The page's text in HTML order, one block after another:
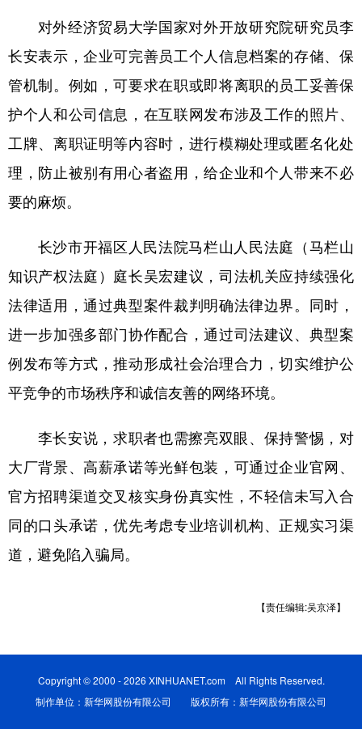
对外经济贸易大学国家对外开放研究院研究员李
长安表示，企业可完善员工个人信息档案的存储、保
管机制。例如，可要求在职或即将离职的员工妥善保
护个人和公司信息，在互联网发布涉及工作的照片、
工牌、离职证明等内容时，进行模糊处理或匿名化处
理，防止被别有用心者盗用，给企业和个人带来不必
要的麻烦。
长沙市开福区人民法院马栏山人民法庭（马栏山
知识产权法庭）庭长吴宏建议，司法机关应持续强化
法律适用，通过典型案件裁判明确法律边界。同时，
进一步加强多部门协作配合，通过司法建议、典型案
例发布等方式，推动形成社会治理合力，切实维护公
平竞争的市场秩序和诚信友善的网络环境。
李长安说，求职者也需擦亮双眼、保持警惕，对
大厂背景、高薪承诺等光鲜包装，可通过企业官网、
官方招聘渠道交叉核实身份真实性，不轻信未写入合
同的口头承诺，优先考虑专业培训机构、正规实习渠
道，避免陷入骗局。
【责任编辑:吴京泽】
Copyright © 2000 - 2026 XINHUANET.com All Rights Reserved.
制作单位：新华网股份有限公司 版权所有：新华网股份有限公司